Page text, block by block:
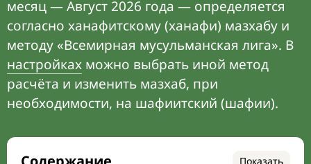
месяц — Август 2026 года — определяется
согласно ханафитскому (ханафи) мазхабу и
методу «Всемирная мусульманская лига». В
настройках можно выбрать иной метод
расчёта и изменить мазхаб, при
необходимости, на шафиитский (шафии).
Показать